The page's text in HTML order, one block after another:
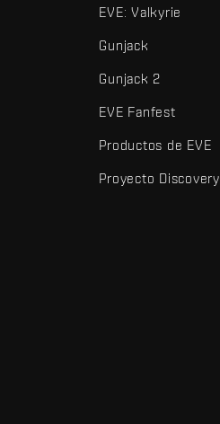
EVE: Valkyrie
Gunjack
Gunjack 2
EVE Fanfest
Productos de EVE
Proyecto Discovery